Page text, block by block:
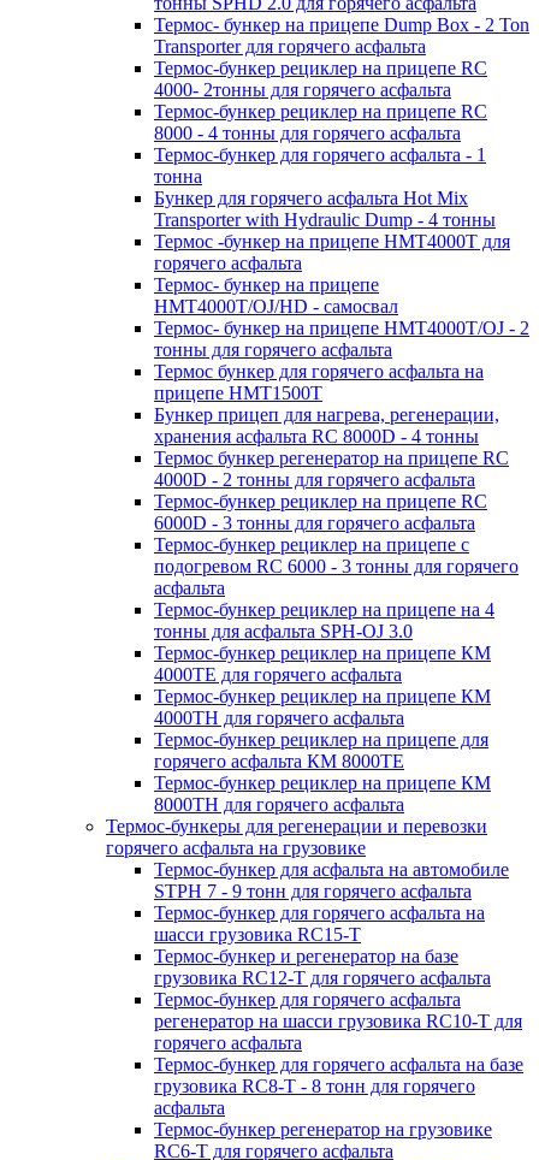
Термос- бункер на прицепе Dump Box - 2 Ton
Transporter для горячего асфальта
Термос-бункер рециклер на прицепе RC
4000- 2тонны для горячего асфальта
Термос-бункер рециклер на прицепе RC
8000 - 4 тонны для горячего асфальта
Термос-бункер для горячего асфальта - 1
тонна
Бункер для горячего асфальта Hot Mix
Transporter with Hydraulic Dump - 4 тонны
Термос -бункер на прицепе HMT4000T для
горячего асфальта
Термос- бункер на прицепе
HMT4000T/OJ/HD - самосвал
Термос- бункер на прицепе HMT4000T/OJ - 2
тонны для горячего асфальта
Термос бункер для горячего асфальта на
прицепе HMT1500T
Бункер прицеп для нагрева, регенерации,
хранения асфальта RC 8000D - 4 тонны
Термос бункер регенератор на прицепе RC
4000D - 2 тонны для горячего асфальта
Термос-бункер рециклер на прицепе RC
6000D - 3 тонны для горячего асфальта
Термос-бункер рециклер на прицепе с
подогревом RC 6000 - 3 тонны для горячего
асфальта
Термос-бункер рециклер на прицепе на 4
тонны для асфальта SPH-OJ 3.0
Термос-бункер рециклер на прицепе КМ
4000ТЕ для горячего асфальта
Термос-бункер рециклер на прицепе КМ
4000ТН для горячего асфальта
Термос-бункер рециклер на прицепе для
горячего асфальта КМ 8000ТЕ
Термос-бункер рециклер на прицепе КМ
8000ТH для горячего асфальта
Термос-бункеры для регенерации и перевозки
горячего асфальта на грузовике
Термос-бункер для асфальта на автомобиле
STPH 7 - 9 тонн для горячего асфальта
Термос-бункер для горячего асфальта на
шасси грузовика RC15-T
Термос-бункер и регенератор на базе
грузовика RC12-T для горячего асфальта
Термос-бункер для горячего асфальта
регенератор на шасси грузовика RC10-T для
горячего асфальта
Термос-бункер для горячего асфальта на базе
грузовика RC8-T - 8 тонн для горячего
асфальта
Термос-бункер регенератор на грузовикe
RC6-T для горячего асфальта